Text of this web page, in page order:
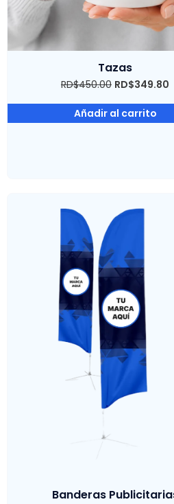
Tazas
RD$450.00 RD$349.80
Añadir al carrito
Banderas